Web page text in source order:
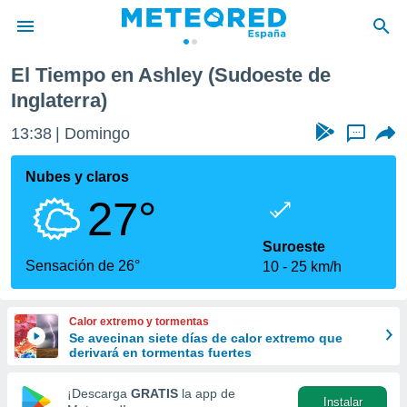
de
para
la
calidad.
a este
forma
digital
El Tiempo en Ashley (Sudoeste de
Inglaterra)
13:38 Domingo ...
Nubes y claros
27°
Sensación de 26°
Suroeste
10
25 km/h
Calor extremo y tormentas
Se avecinan siete días de calor extremo que
derivará en tormentas fuertes
¡Descarga GRATIS la app de
Instalar